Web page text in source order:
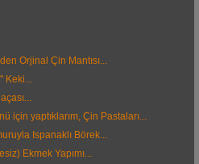
Orjinal Çin Mantısı...
Keki...
için yaptıklarım, Çin Pastaları...
Ispanaklı Börek...
Ekmek Yapımı...